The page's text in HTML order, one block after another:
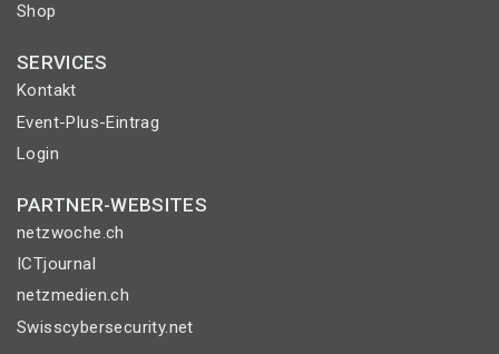
Shop
SERVICES
Kontakt
Event-Plus-Eintrag
Login
PARTNER-WEBSITES
netzwoche.ch
ICTjournal
netzmedien.ch
Swisscybersecurity.net